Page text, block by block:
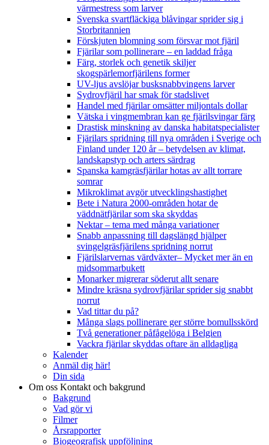
värmestress som larver
Svenska svartfläckiga blåvingar sprider sig i
Storbritannien
Förskjuten blomning som försvar mot fjäril
Fjärilar som pollinerare – en laddad fråga
Färg, storlek och genetik skiljer
skogspärlemorfjärilens former
UV-ljus avslöjar busksnabbvingens larver
Sydrovfjäril har smak för stadslivet
Handel med fjärilar omsätter miljontals dollar
Vätska i vingmembran kan ge fjärilsvingar färg
Drastisk minskning av danska habitatspecialister
Fjärilars spridning till nya områden i Sverige och
Finland under 120 år– betydelsen av klimat,
landskapstyp och arters särdrag
Spanska kamgräsfjärilar hotas av allt torrare
somrar
Mikroklimat avgör utvecklingshastighet
Bete i Natura 2000-områden hotar de
väddnätfjärilar som ska skyddas
Nektar – tema med många variationer
Snabb anpassning till dagslängd hjälper
svingelgräsfjärilens spridning norrut
Fjärilslarvernas värdväxter– Mycket mer än en
midsommarbukett
Monarker migrerar söderut allt senare
Mindre kräsna sydrovfjärilar sprider sig snabbt
norrut
Vad tittar du på?
Många slags pollinerare ger större bomullsskörd
Två generationer påfågelöga i Belgien
Vackra fjärilar skyddas oftare än alldagliga
Kalender
Anmäl dig här!
Din sida
Om oss Kontakt och bakgrund
Bakgrund
Vad gör vi
Filmer
Årsrapporter
Biogeografisk uppföljning